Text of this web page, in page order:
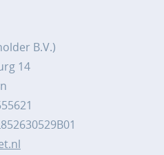
B.V.)
14